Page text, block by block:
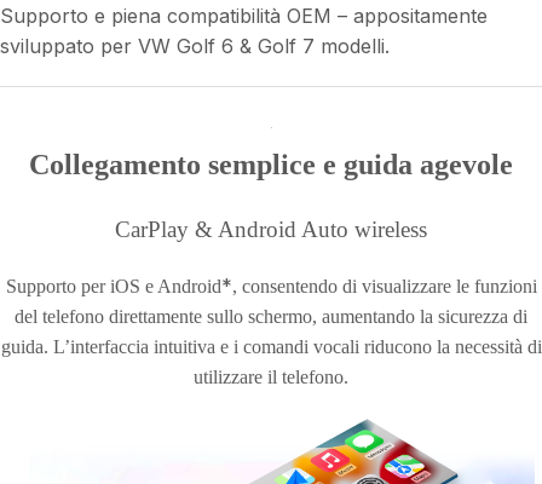
Supporto e piena compatibilità OEM – appositamente
sviluppato per VW Golf 6 & Golf 7 modelli.
Collegamento semplice e guida agevole
CarPlay & Android Auto wireless